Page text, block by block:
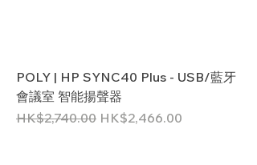
POLY | HP SYNC40 Plus - USB/藍牙
會議室 智能揚聲器
一般價格
HK$2,740.00 促銷價格
HK$2,466.00